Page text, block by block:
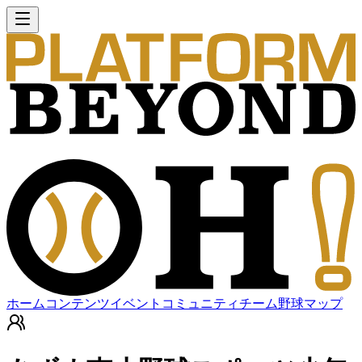
ホーム コンテンツイベント コミュニティチーム野球マップ